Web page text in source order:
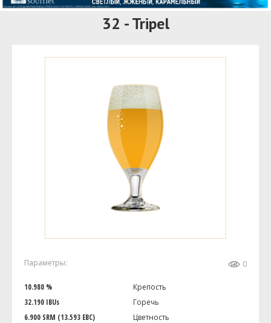
32 - Tripel
Параметры: 0
10.980 %
Крепость
32.190 IBUs
Горечь
6.900 SRM (13.593 EBC)
Цветность